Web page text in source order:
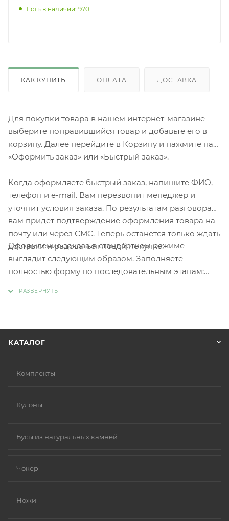
Есть в наличии: 970
КАК КУПИТЬ ОПЛАТА ДОСТАВКА
Для покупки товара в нашем интернет-магазине
выберите понравившийся товар и добавьте его в
корзину. Далее перейдите в Корзину и нажмите на
«Оформить заказ» или «Быстрый заказ».
Когда оформляете быстрый заказ, напишите ФИО,
телефон и e-mail. Вам перезвонит менеджер и
уточнит условия заказа. По результатам разговора
вам придет подтверждение оформления товара на
почту или через СМС. Теперь останется только ждать
доставки и радоваться новой покупке.
Оформление заказа в стандартном режиме
выглядит следующим образом. Заполняете
полностью форму по последовательным этапам:
КАТАЛОГ
Комплекты
Кулоны
Бусы из натуральных камней
Чокер
Ножи